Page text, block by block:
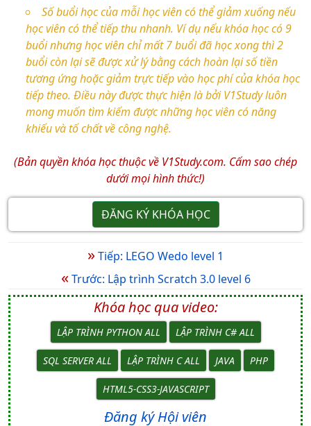
Số buổi học của mỗi học viên có thể giảm xuống nếu
học viên có thể tiếp thu nhanh. Ví dụ nếu khóa học có 9
buổi nhưng học viên chỉ mất 7 buổi đã học xong thì 2
buổi còn lại sẽ được xử lý bằng cách hoàn lại số tiền
tương ứng hoặc giảm trực tiếp vào học phí của khóa học
tiếp theo. Điều này được thực hiện là bởi V1Study luôn
mong muốn tìm kiếm được những học viên có năng
khiếu và tố chất về công nghệ.
(Bản quyền khóa học thuộc về V1Study.com. Cấm sao chép
dưới mọi hình thức!)
ĐĂNG KÝ KHÓA HỌC
»Tiếp: LEGO Wedo level 1
«Trước: Lập trình Scratch 3.0 level 6
Khóa học qua video:
LẬP TRÌNH PYTHON ALL LẬP TRÌNH C# ALL
SQL SERVER ALL LẬP TRÌNH C ALL JAVA PHP
HTML5-CSS3-JAVASCRIPT
Đăng ký Hội viên